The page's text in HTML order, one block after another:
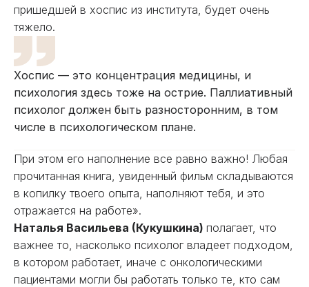
пришедшей в хоспис из института, будет очень
тяжело.
Хоспис — это концентрация медицины, и
психология здесь тоже на острие. Паллиативный
психолог должен быть разносторонним, в том
числе в психологическом плане.
При этом его наполнение все равно важно! Любая
прочитанная книга, увиденный фильм складываются
в копилку твоего опыта, наполняют тебя, и это
отражается на работе».
Наталья Васильева (Кукушкина) полагает, что
важнее то, насколько психолог владеет подходом,
в котором работает, иначе с онкологическими
пациентами могли бы работать только те, кто сам